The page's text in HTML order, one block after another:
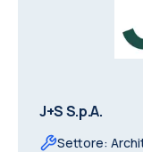
J+S S.p.A.
Settore: